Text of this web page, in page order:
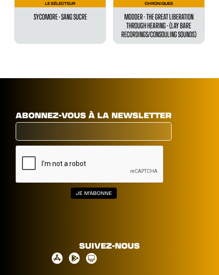
LE SÉLECTEUR
SYCOMORE - SANG SUCRE
CHRONIQUES
MODDER - THE GREAT LIBERATION
THROUGH HEARING - (LAY BARE
RECORDINGS/CONSOULING SOUNDS)
ABONNEZ-VOUS À LA NEWSLETTER
SUIVEZ-NOUS